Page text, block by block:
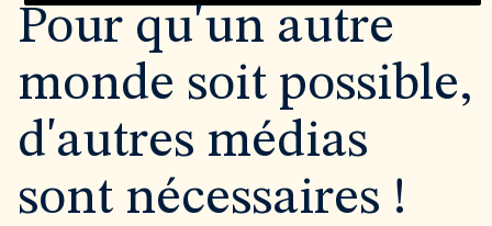
Pour qu'un autre
monde soit possible,
d'autres médias
sont nécessaires !